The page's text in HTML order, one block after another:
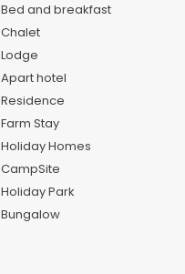
Bed and breakfast
Chalet
Lodge
Apart hotel
Residence
Farm Stay
Holiday Homes
CampSite
Holiday Park
Bungalow